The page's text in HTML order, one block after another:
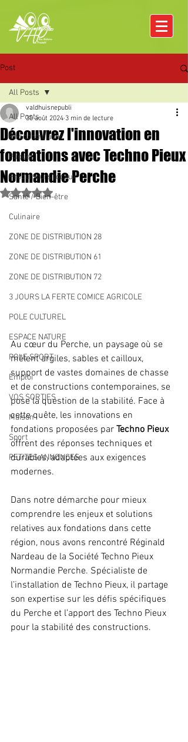
Post
All Posts
Rencontre avec
Pâques
Producteurs locaux
Santé / Bien-être
Culinaire
ZONE DE DISTRIBUTION 28
ZONE DE DISTRIBUTION 61
ZONE DE DISTRIBUTION 72
3 JOURS LA FERTE COMICE AGRICOLE
POLE CULTUREL
ESPACE NATURE
POLE SPORT
Emploi
VOS SORTIES
Maison
Sport
PETITES ANNONCES
All Posts
Découvrez l'innovation en
fondations avec Techno Pieux
Normandie Perche
valdhuisnepubli
30 août 2024 3 min de lecture
Noté NaN étoiles sur 5.
Au cœur du Perche, un paysage où se
mêlent argiles, sables et cailloux,
support de vastes domaines de chasse
et de constructions contemporaines, se
pose la question de la stabilité. Face à
cette quête, les innovations en
fondations proposées par Techno Pieux
offrent des réponses techniques et
durables, adaptées aux exigences
modernes.
Dans notre démarche pour mieux
comprendre les enjeux et solutions
relatives aux fondations dans cette
région, nous avons rencontré Réginald
Nardeau de la Société Techno Pieux
Normandie Perche. Spécialiste de
l’installation de Techno Pieux, il partage
son expertise sur les défis spécifiques
du Perche et l’apport des Techno Pieux
pour la stabilité des constructions.